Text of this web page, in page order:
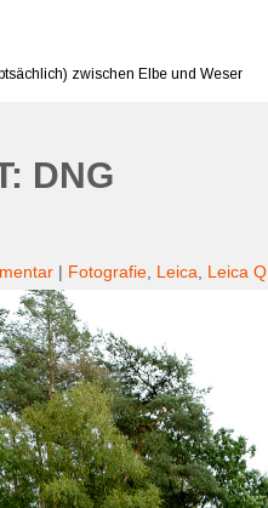
zwischen Elbe und Weser
DNG
| Fotografie Leica Leica Q